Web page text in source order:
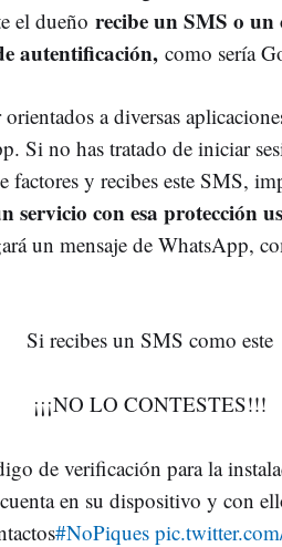
el dueño recibe un SMS o un
autentificación, como sería
a diversas
Si no has tratado de iniciar
factores y recibes este SMS,
servicio con esa protección
un mensaje de WhatsApp,
Si recibes un SMS como este
¡¡¡NO LO CONTESTES!!!
de verificación para la
en su dispositivo y con
#NoPiques